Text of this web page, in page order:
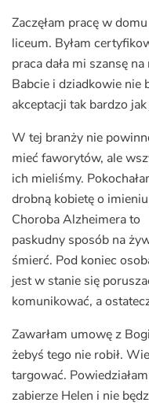
Zaczęłam pracę w
liceum. Byłam
praca dała mi szansę
Babcie i dziadkowie nie
akceptacji tak bardzo
W tej branży nie
mieć faworytów, ale
ich mieliśmy.
drobną kobietę o
Choroba Alzheimera to
paskudny sposób na
śmierć. Pod koniec
jest w stanie się
komunikować, a
Zawarłam umowę z
żebyś tego nie robił.
targować.
zabierze Helen i nie